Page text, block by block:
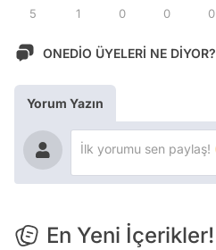
5 1 0 0 0
ONEDİO ÜYELERİ NE DİYOR?
Yorum Yazın
En Yeni İçerikler!